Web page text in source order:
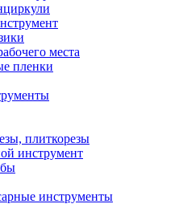
места
пленки
плиткорезы
инструмент
инструменты